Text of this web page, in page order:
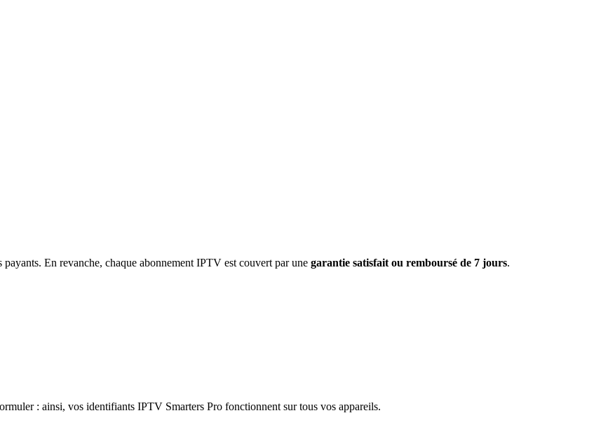
En revanche, chaque abonnement IPTV est couvert par une garantie satisfait ou remboursé de 7 jours.
: ainsi, vos identifiants IPTV Smarters Pro fonctionnent sur tous vos appareils.